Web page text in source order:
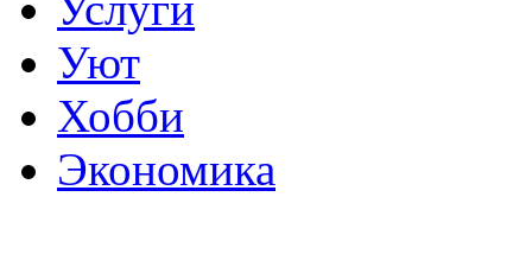
Уют
Хобби
Экономика